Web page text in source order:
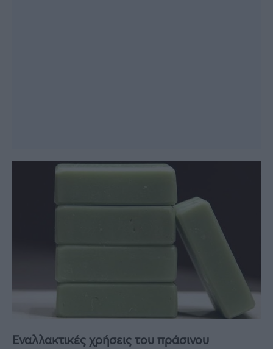
Εναλλακτικές χρήσεις του πράσινου